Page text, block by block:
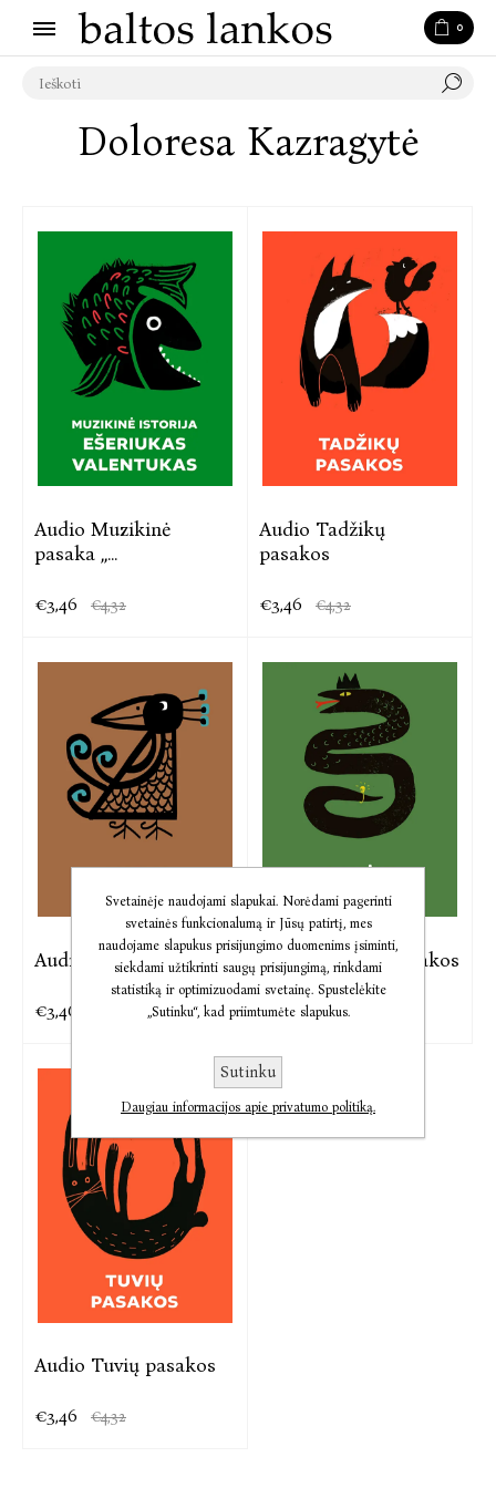
0
Doloresa Kazragytė
Audio Muzikinė
pasaka ,,...
€3,46 €4,32
Audio Tadžikų
pasakos
€3,46 €4,32
Audio Anglų pasakos
€3,46
Audio Slovėnų pasakos
€3,46 €4,32
Audio Tuvių pasakos
€3,46 €4,32
Svetainėje naudojami slapukai. Norėdami pagerinti
svetainės funkcionalumą ir Jūsų patirtį, mes
naudojame slapukus prisijungimo duomenims įsiminti,
siekdami užtikrinti saugų prisijungimą, rinkdami
statistiką ir optimizuodami svetainę. Spustelėkite
„Sutinku“, kad priimtumėte slapukus.
Sutinku
Daugiau informacijos apie privatumo politiką.